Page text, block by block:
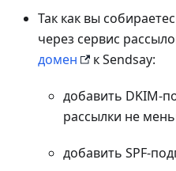
Так как вы
через сервис
домен
к Sendsay:
добавить DKIM-
рассылки не
добавить SPF-